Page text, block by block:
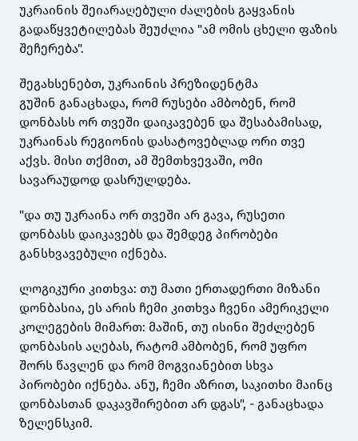
უკრაინის შეიარაღებული ძალების გაყვანის
გადაწყვეტილებას შეუძლია "ამ ომის ცხელი ფაზის
შეჩერება".
შეგახსენებთ, უკრაინის პრეზიდენტმა
გუშინ განაცხადა, რომ რუსები ამბობენ, რომ
დონბასს ორ თვეში დაიკავებენ და შესაბამისად,
უკრაინას რეგიონის დასატოვებლად ორი თვე
აქვს. მისი თქმით, ამ შემთხვევაში, ომი
სავარაუდოდ დასრულდება.
"და თუ უკრაინა ორ თვეში არ გავა, რუსეთი
დონბასს დაიკავებს და შემდეგ პირობები
განსხვავებული იქნება.
ლოგიკური კითხვა: თუ მათი ერთადერთი მიზანი
დონბასია, ეს არის ჩემი კითხვა ჩვენი ამერიკელი
კოლეგების მიმართ: მაშინ, თუ ისინი შეძლებენ
დონბასის აღებას, რატომ ამბობენ, რომ უფრო
შორს წავლენ და რომ მოგვიანებით სხვა
პირობები იქნება. ანუ, ჩემი აზრით, საკითხი მაინც
დონბასთან დაკავშირებით არ დგას", - განაცხადა
ზელენსკიმ.